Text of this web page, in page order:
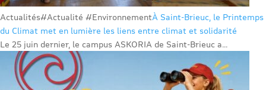
Actualités#Actualité #EnvironnementÀ Saint-Brieuc, le Printemps
du Climat met en lumière les liens entre climat et solidarité
Le 25 juin dernier, le campus ASKORIA de Saint-Brieuc a...